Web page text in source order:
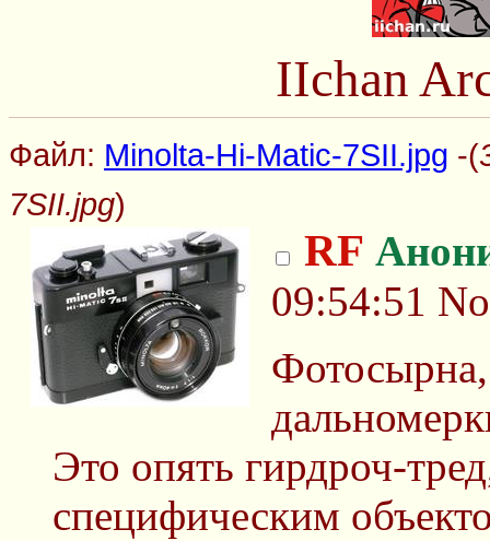
IIchan
Файл: Minolta-Hi-Matic-7SII.jpg -(
7SII.jpg)
RF
09:54:51
Это опять гирдроч-
специфическим